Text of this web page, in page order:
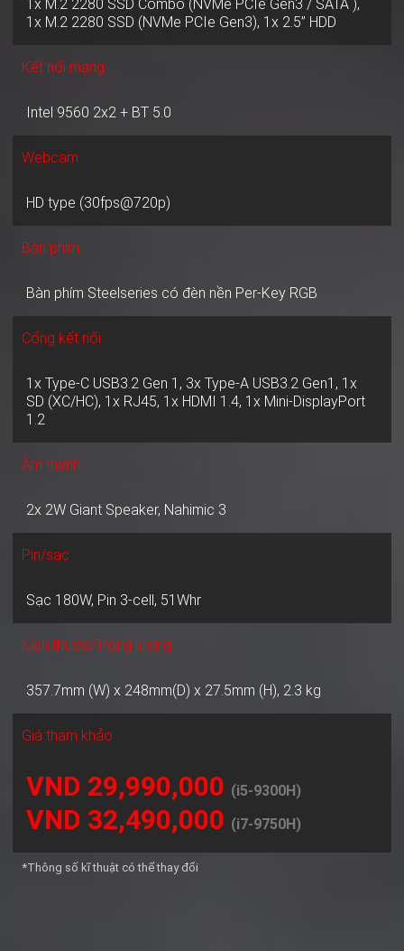
1x M.2 2280 SSD Combo (NVMe PCIe Gen3 / SATA ),
1x M.2 2280 SSD (NVMe PCIe Gen3), 1x 2.5” HDD
Kết nối mạng
Intel 9560 2x2 + BT 5.0
Webcam
HD type (30fps@720p)
Bàn phím
Bàn phím Steelseries có đèn nền Per-Key RGB
Cổng kết nối
1x Type-C USB3.2 Gen 1, 3x Type-A USB3.2 Gen1, 1x
SD (XC/HC), 1x RJ45, 1x HDMI 1.4, 1x Mini-DisplayPort
1.2
Âm thanh
2x 2W Giant Speaker, Nahimic 3
Pin/sạc
Sạc 180W, Pin 3-cell, 51Whr
Kích thước/Trọng lượng
357.7mm (W) x 248mm(D) x 27.5mm (H), 2.3 kg
Giá tham khảo
VND 29,990,000 (i5-9300H)
VND 32,490,000 (i7-9750H)
*Thông số kĩ thuật có thể thay đổi